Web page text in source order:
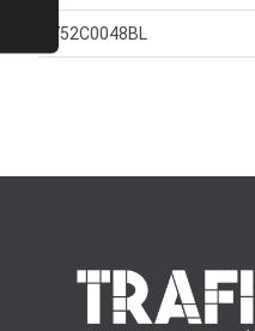
752C0048BL